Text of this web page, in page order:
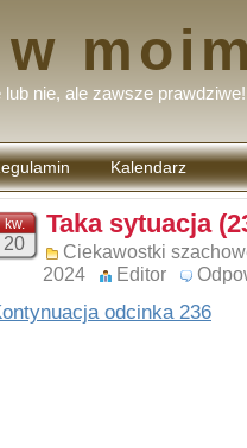
nie, ale zawsze prawdziwe!
Kalendarz
kw.
20
Taka sytuacja
Ciekawostki
2024
Editor
odcinka 236